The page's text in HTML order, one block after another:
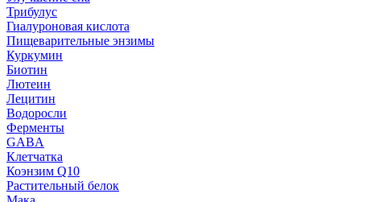
Трибулус
Гиалуроновая кислота
Пищеварительные энзимы
Куркумин
Биотин
Лютеин
Лецитин
Водоросли
Ферменты
GABA
Клетчатка
Коэнзим Q10
Растительный белок